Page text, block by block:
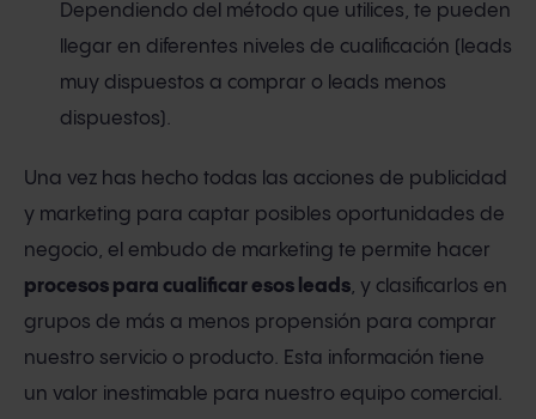
Dependiendo del método que utilices, te pueden
llegar en diferentes niveles de cualificación (leads
muy dispuestos a comprar o leads menos
dispuestos).
Una vez has hecho todas las acciones de publicidad
y marketing para captar posibles oportunidades de
negocio, el embudo de marketing te permite hacer
procesos para cualificar esos leads, y clasificarlos en
grupos de más a menos propensión para comprar
nuestro servicio o producto. Esta información tiene
un valor inestimable para nuestro equipo comercial.